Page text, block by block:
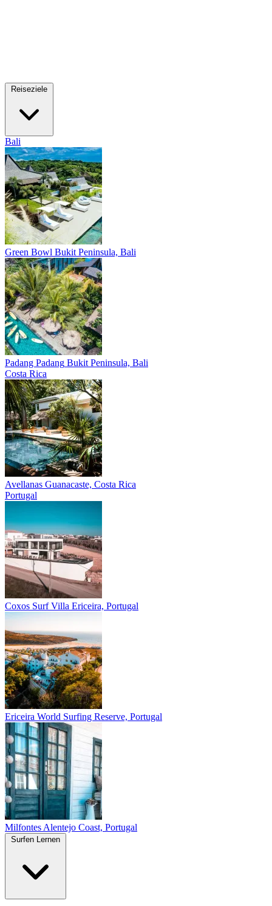
Bali
Green Bowl Bukit Peninsula, Bali
Padang Padang Bukit Peninsula, Bali
Costa Rica
Avellanas Guanacaste, Costa Rica
Portugal
Coxos Surf Villa Ericeira, Portugal
Ericeira World Surfing Reserve, Portugal
Milfontes Alentejo Coast, Portugal